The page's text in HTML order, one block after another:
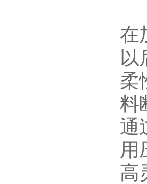
在
以
柔
料
通
用
高